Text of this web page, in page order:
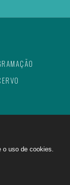
o uso de cookies.